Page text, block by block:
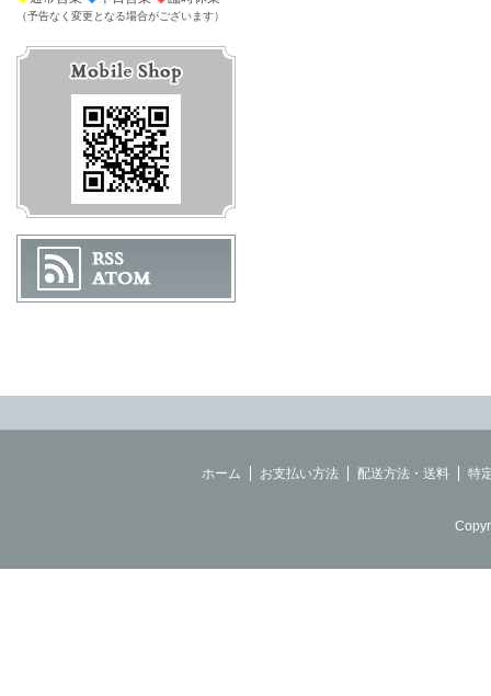
（予告なく変更となる場合がございます）
ホーム お支払い方法 配送方法・送料 特